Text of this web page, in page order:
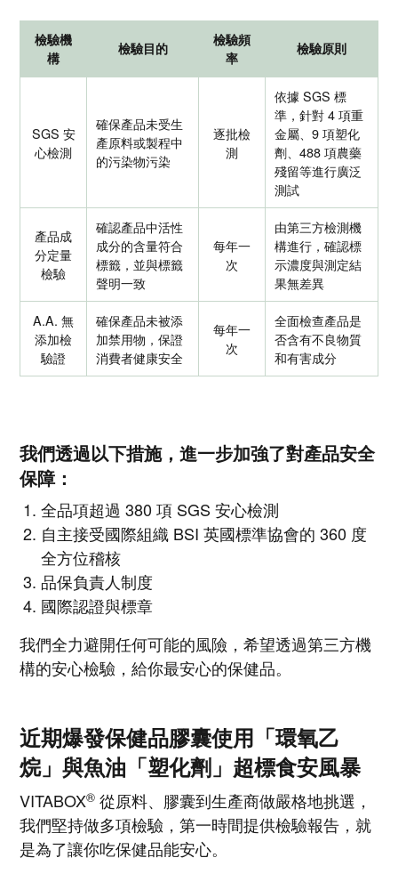
檢驗機
構
檢驗目的
檢驗頻
率
檢驗原則
SGS 安
心檢測
確保產品未受生
產原料或製程中
的污染物污染
逐批檢
測
依據 SGS 標
準，針對 4 項重
金屬、9 項塑化
劑、488 項農藥
殘留等進行廣泛
測試
產品成
分定量
檢驗
確認產品中活性
成分的含量符合
標籤，並與標籤
聲明一致
每年一
次
由第三方檢測機
構進行，確認標
示濃度與測定結
果無差異
A.A. 無
添加檢
驗證
確保產品未被添
加禁用物，保證
消費者健康安全
每年一
次
全面檢查產品是
否含有不良物質
和有害成分
我們透過以下措施，進一步加強了對產品安全
保障：
全品項超過 380 項 SGS 安心檢測
自主接受國際組織 BSI 英國標準協會的 360 度
全方位稽核
品保負責人制度
國際認證與標章
我們全力避開任何可能的風險，希望透過第三方機
構的安心檢驗，給你最安心的保健品。
近期爆發保健品膠囊使用「環氧乙
烷」與魚油「塑化劑」超標食安風暴
VITABOX® 從原料、膠囊到生產商做嚴格地挑選，
我們堅持做多項檢驗，第一時間提供檢驗報告，就
是為了讓你吃保健品能安心。